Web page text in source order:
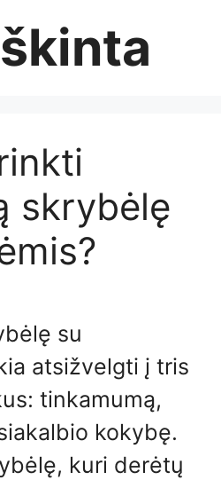
skrybėlę
su
atsižvelgti į tris
tinkamumą,
kokybę.
kuri derėtų